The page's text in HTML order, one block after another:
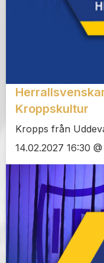
Kroppskultur
Kropps från
14.02.2027 16:30